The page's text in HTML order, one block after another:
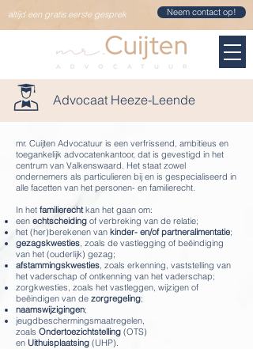
Neem contact op!
altijd een gratis eerste gesprek
Advocaat Heeze-Leende
mr. Cuijten Advocatuur is een verfrissend, ambitieus en
toegankelijk advocatenkantoor, dat is gevestigd in het
centrum van Valkenswaard. Het staat zowel
ondernemers als particulieren bij en is gespecialiseerd in
alle facetten van het personen- en familierecht.
In het familierechtkan het gaan om:
een echtscheiding of verbreking van de relatie;
het (her)berekenen van kinder- en/of partneralimentatie;
gezagskwesties, zoals de vastlegging of beëindiging
van het (ouderlijk) gezag;
afstammingskwesties, zoals erkenning, vaststelling van
het vaderschap of ontkenning van het vaderschap;
zorgkwesties, zoals het vastleggen, wijzigen of
beëindigen van de zorgregeling;
naamswijzigingen;
jeugdbeschermingsmaatregelen,
zoals Ondertoezichtstelling (OTS)
en Uithuisplaatsing (UHP).